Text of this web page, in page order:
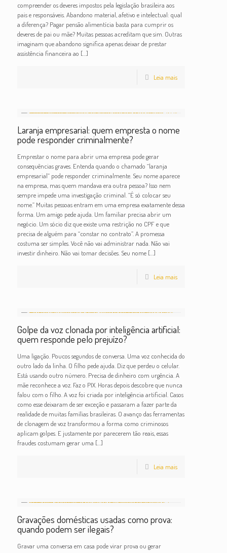
compreender os deveres impostos pela legislação brasileira aos
pais e responsáveis. Abandono material, afetivo e intelectual: qual
a diferença? Pagar pensão alimentícia basta para cumprir os
deveres de pai ou mãe? Muitas pessoas acreditam que sim. Outras
imaginam que abandono significa apenas deixar de prestar
assistência financeira ao […]
Leia mais
Laranja empresarial: quem empresta o nome
pode responder criminalmente?
Emprestar o nome para abrir uma empresa pode gerar
consequências graves. Entenda quando o chamado “laranja
empresarial” pode responder criminalmente. Seu nome aparece
na empresa, mas quem mandava era outra pessoa? Isso nem
sempre impede uma investigação criminal. “É só colocar seu
nome.” Muitas pessoas entram em uma empresa exatamente dessa
forma. Um amigo pede ajuda. Um familiar precisa abrir um
negócio. Um sócio diz que existe uma restrição no CPF e que
precisa de alguém para “constar no contrato”. A promessa
costuma ser simples. Você não vai administrar nada. Não vai
investir dinheiro. Não vai tomar decisões. Seu nome[…]
Leia mais
Golpe da voz clonada por inteligência artificial:
quem responde pelo prejuízo?
Uma ligação. Poucos segundos de conversa. Uma voz conhecida do
outro lado da linha. O filho pede ajuda. Diz que perdeu o celular.
Está usando outro número. Precisa de dinheiro com urgência. A
mãe reconhece a voz. Faz o PIX. Horas depois descobre que nunca
falou com o filho. A voz foi criada por inteligência artificial. Casos
como esse deixaram de ser exceção e passaram a fazer parte da
realidade de muitas famílias brasileiras. O avanço das ferramentas
de clonagem de voz transformou a forma como criminosos
aplicam golpes. E justamente por parecerem tão reais, essas
fraudes costumam gerar uma […]
Leia mais
Gravações domésticas usadas como prova:
quando podem ser ilegais?
Gravar uma conversa em casa pode virar prova ou gerar